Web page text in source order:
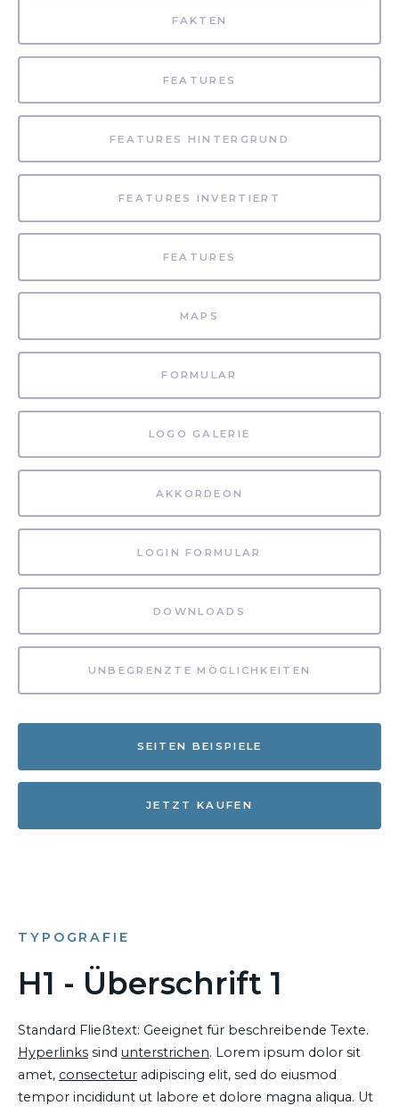
FAKTEN
FEATURES
FEATURES HINTERGRUND
FEATURES INVERTIERT
FEATURES
MAPS
FORMULAR
LOGO GALERIE
AKKORDEON
LOGIN FORMULAR
DOWNLOADS
UNBEGRENZTE MÖGLICHKEITEN
SEITEN BEISPIELE
JETZT KAUFEN
TYPOGRAFIE
H1 - Überschrift 1
Standard Fließtext: Geeignet für beschreibende Texte.
Hyperlinks sind unterstrichen. Lorem ipsum dolor sit
amet, consectetur adipiscing elit, sed do eiusmod
tempor incididunt ut labore et dolore magna aliqua. Ut